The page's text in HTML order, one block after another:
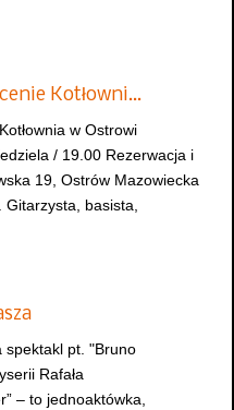
Kotłowni…
w Ostrowi
/ 19.00 Rezerwacja i
19, Ostrów Mazowiecka
Gitarzysta, basista,
spektakl pt. "Bruno
Rafała
– to jednoaktówka,